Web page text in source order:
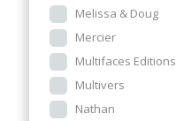
Melissa & Doug
Mercier
Multifaces Editions
Multivers
Nathan